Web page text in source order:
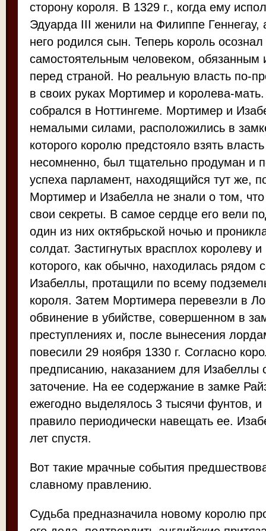
сторону короля. В 1329 г., когда ему
Эдуарда III женили на Филиппе Геннегау,
него родился сын. Теперь король осознал
самостоятельным человеком, обязанным
перед страной. Но реальную власть по-
в своих руках Мортимер и королева-
собрался в Ноттингеме. Мортимер и
немалыми силами, расположились в
которого королю предстояло взять
несомненно, был тщательно продуман и
успеха парламент, находящийся тут же,
Мортимер и Изабелла не знали о том,
свои секреты. В самое сердце его вели
один из них октябрьской ночью и
солдат. Застигнутых врасплох королеву
которого, как обычно, находилась рядом
Изабеллы, протащили по всему
короля. Затем Мортимера перевезли в
обвинение в убийстве, совершенном в
преступлениях и, после вынесения
повесили 29 ноября 1330 г. Согласно
предписанию, наказанием для Изабеллы
заточение. На ее содержание в замке
ежегодно выделялось 3 тысячи фунтов,
правило периодически навещать ее.
лет спустя.
Вот такие мрачные события
славному правлению.
Судьба предназначила новому королю